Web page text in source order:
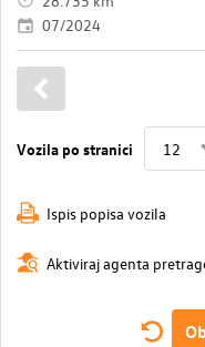
07/2024
Vozila po stranici
Ispis popisa vozila
Aktiviraj agenta